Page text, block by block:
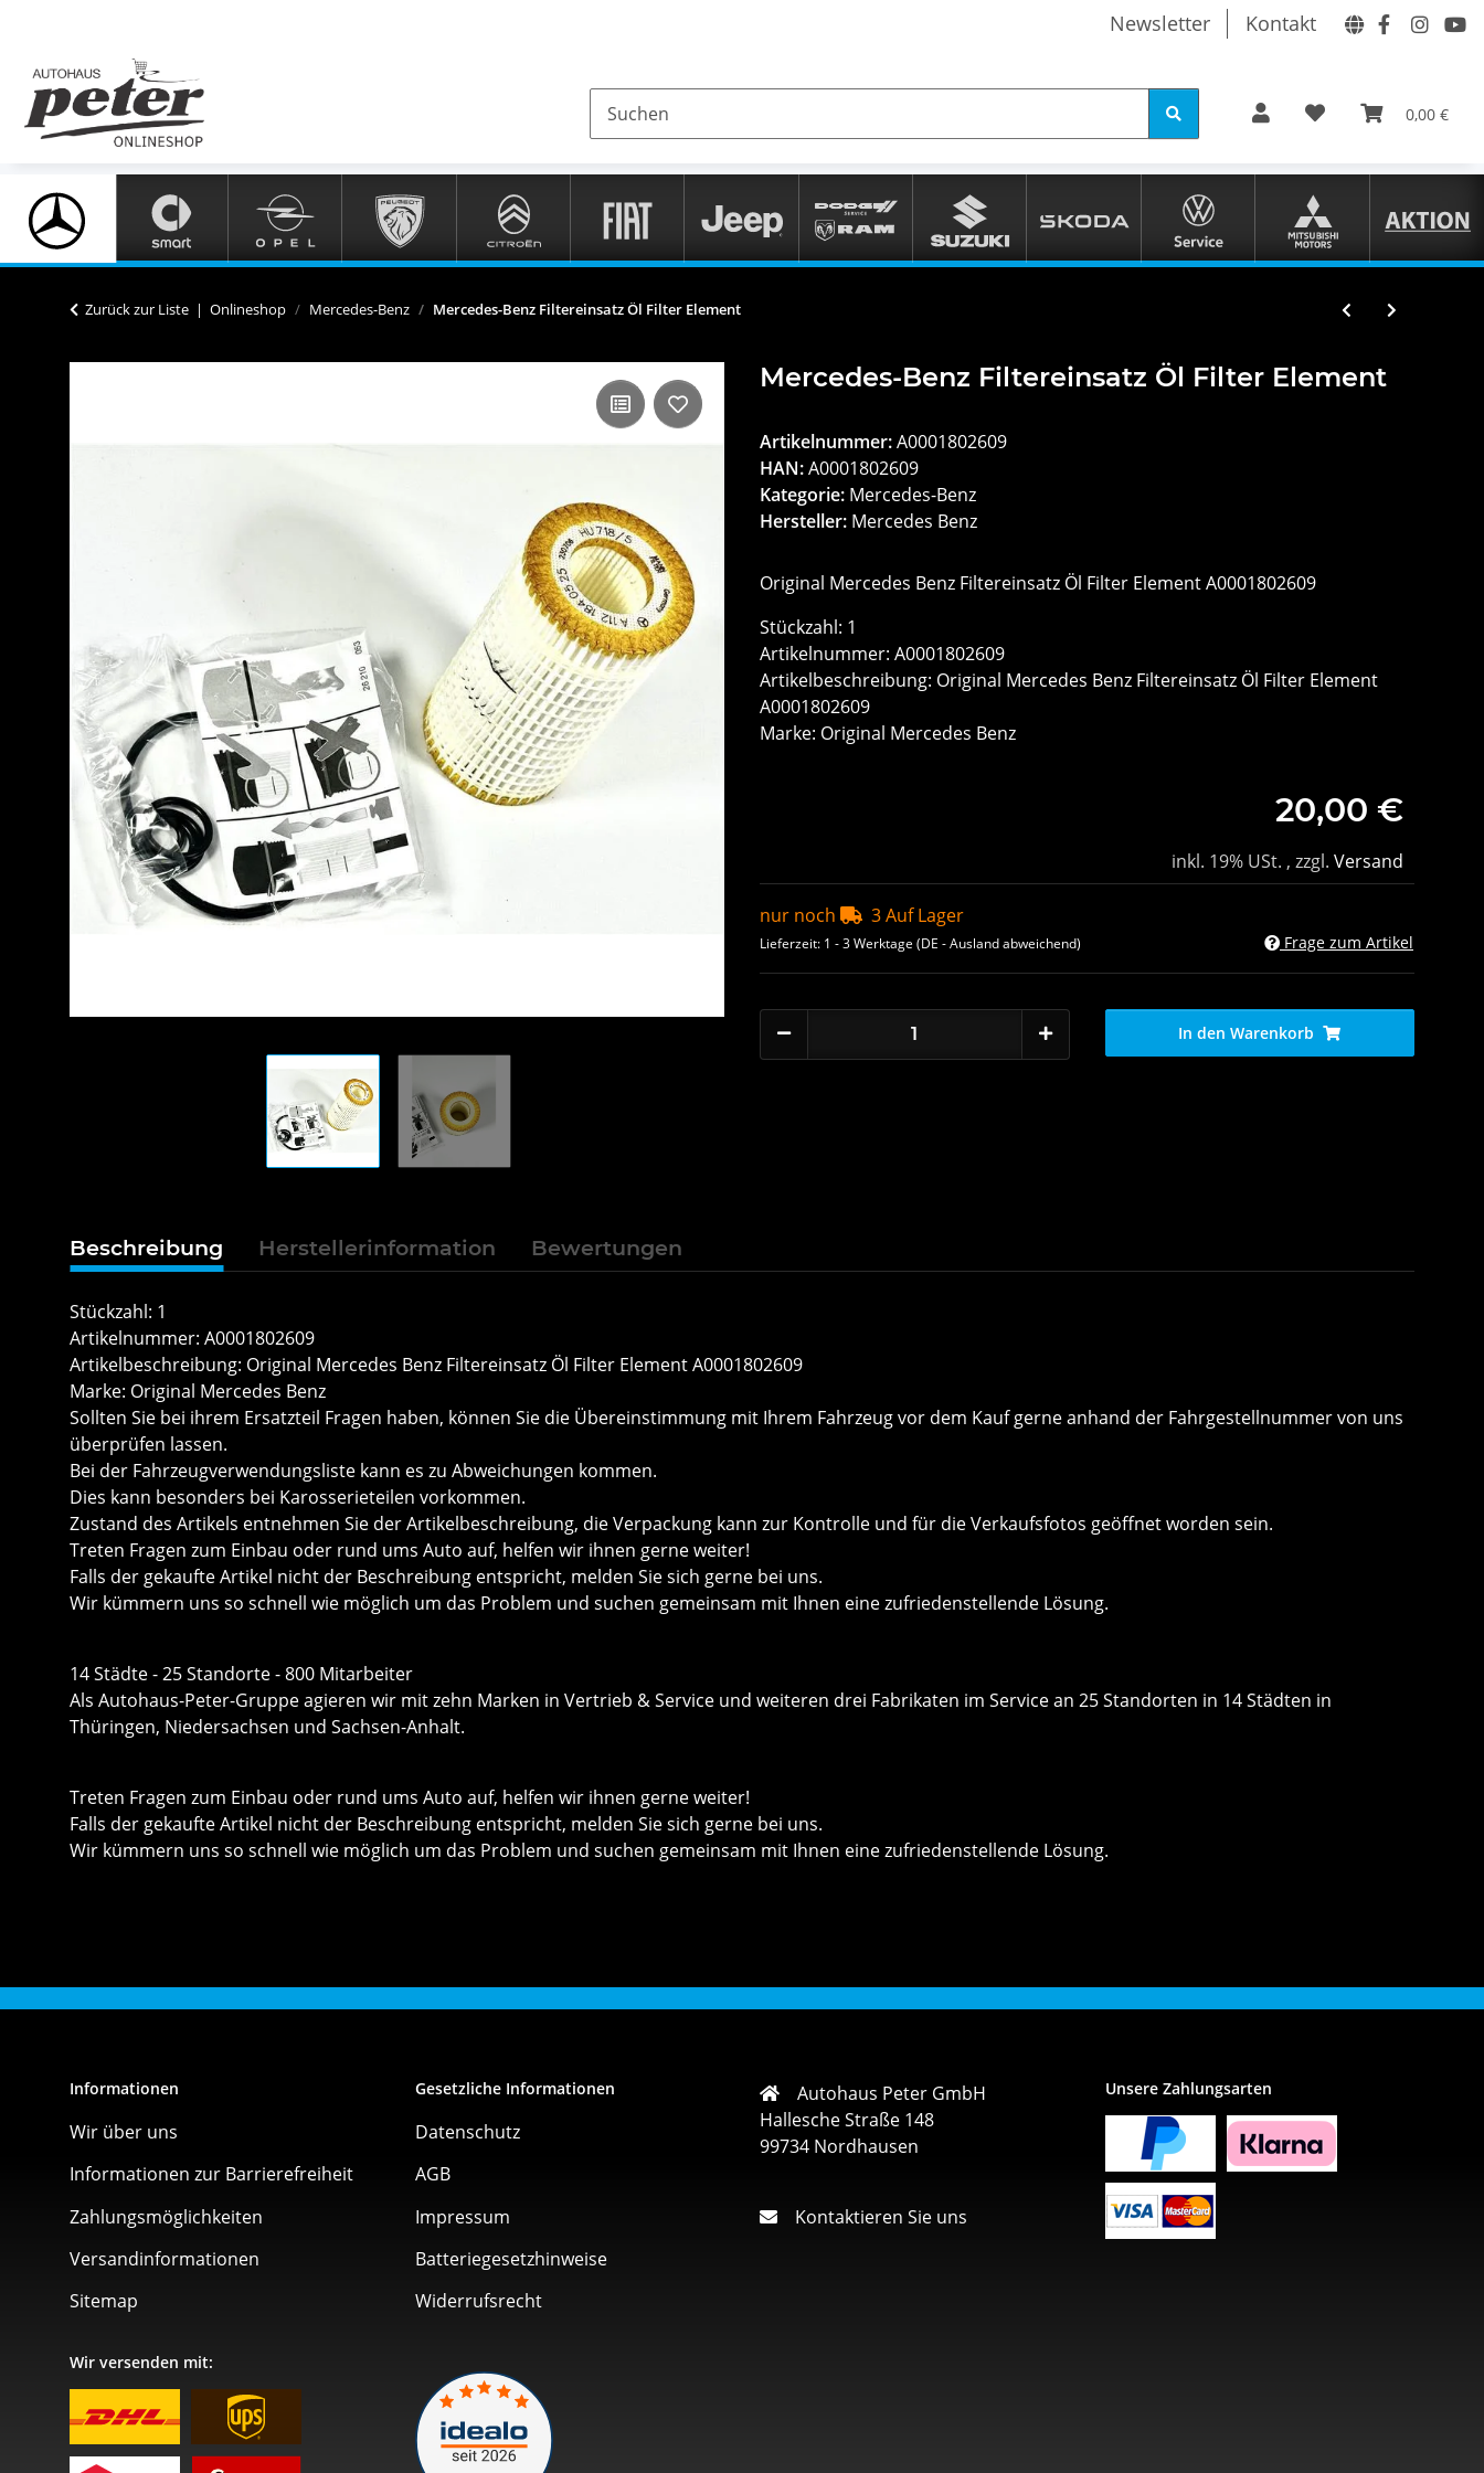
Newsletter Kontakt
0,00 €
Zurück zur Liste Onlineshop Mercedes-Benz Mercedes-Benz Filtereinsatz Öl Filter Element
Mercedes-Benz Filtereinsatz Öl Filter Element
Artikelnummer:A0001802609
HAN:A0001802609
Kategorie: Mercedes-Benz
Hersteller: Mercedes Benz
Original Mercedes Benz Filtereinsatz Öl Filter Element A0001802609
Stückzahl: 1
Artikelnummer: A0001802609
Artikelbeschreibung: Original Mercedes Benz Filtereinsatz Öl Filter Element
A0001802609
Marke: Original Mercedes Benz
20,00 €
inkl. 19% USt. , zzgl. Versand
nur noch 3 Auf Lager
Lieferzeit: 1 - 3 Werktage (DE - Ausland abweichend) Frage zum Artikel
In den Warenkorb
Beschreibung Herstellerinformation Bewertungen
Stückzahl: 1
Artikelnummer: A0001802609
Artikelbeschreibung: Original Mercedes Benz Filtereinsatz Öl Filter Element A0001802609
Marke: Original Mercedes Benz
Sollten Sie bei ihrem Ersatzteil Fragen haben, können Sie die Übereinstimmung mit Ihrem Fahrzeug vor dem Kauf gerne anhand der Fahrgestellnummer von uns
überprüfen lassen.
Bei der Fahrzeugverwendungsliste kann es zu Abweichungen kommen.
Dies kann besonders bei Karosserieteilen vorkommen.
Zustand des Artikels entnehmen Sie der Artikelbeschreibung, die Verpackung kann zur Kontrolle und für die Verkaufsfotos geöffnet worden sein.
Treten Fragen zum Einbau oder rund ums Auto auf, helfen wir ihnen gerne weiter!
Falls der gekaufte Artikel nicht der Beschreibung entspricht, melden Sie sich gerne bei uns.
Wir kümmern uns so schnell wie möglich um das Problem und suchen gemeinsam mit Ihnen eine zufriedenstellende Lösung.
14 Städte - 25 Standorte - 800 Mitarbeiter
Als Autohaus-Peter-Gruppe agieren wir mit zehn Marken in Vertrieb & Service und weiteren drei Fabrikaten im Service an 25 Standorten in 14 Städten in
Thüringen, Niedersachsen und Sachsen-Anhalt.
Treten Fragen zum Einbau oder rund ums Auto auf, helfen wir ihnen gerne weiter!
Falls der gekaufte Artikel nicht der Beschreibung entspricht, melden Sie sich gerne bei uns.
Wir kümmern uns so schnell wie möglich um das Problem und suchen gemeinsam mit Ihnen eine zufriedenstellende Lösung.
Informationen
Wir über uns
Informationen zur Barrierefreiheit
Zahlungsmöglichkeiten
Versandinformationen
Sitemap
Gesetzliche Informationen
Datenschutz
AGB
Impressum
Batteriegesetzhinweise
Widerrufsrecht
Autohaus Peter GmbH
Hallesche Straße 148
99734 Nordhausen
Kontaktieren Sie uns
Unsere Zahlungsarten
Wir versenden mit: